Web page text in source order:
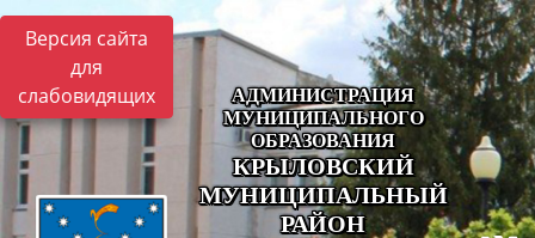
Версия сайта
для
слабовидящих
АДМИНИСТРАЦИЯ
МУНИЦИПАЛЬНОГО
ОБРАЗОВАНИЯ
КРЫЛОВСКИЙ
МУНИЦИПАЛЬНЫЙ
РАЙОН